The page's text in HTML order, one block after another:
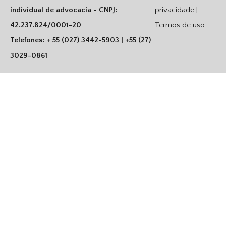
individual de advocacia - CNPJ:
42.237.824/0001-20
Telefones: + 55 (027) 3442-5903 | +55 (27)
3029-0861
privacidade |
Termos de uso